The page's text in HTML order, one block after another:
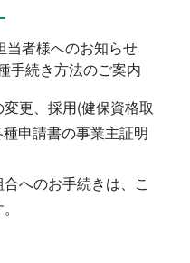
当者様へのお知らせ
手続き方法のご案内
更、採用(健保資格取
申請書の事業主証明
へのお手続きは、こ